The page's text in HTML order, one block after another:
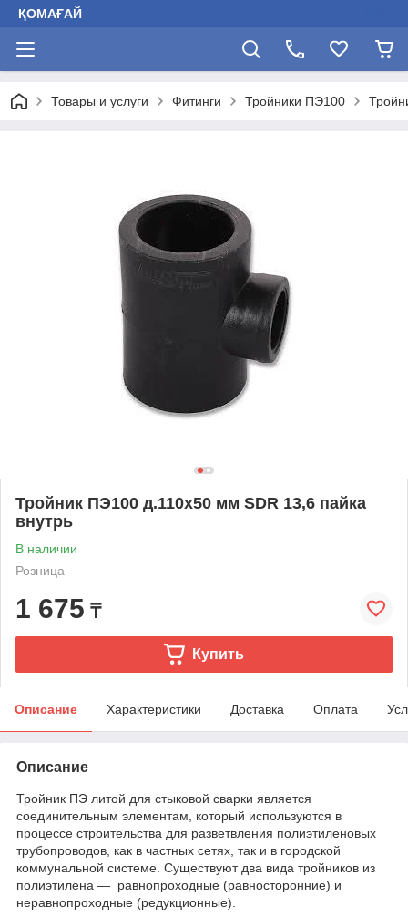
ҚОМАҒАЙ
Товары и услуги Фитинги Тройники ПЭ100
Тройник ПЭ100 д.110х50 мм SDR 13,6 пайка
внутрь
В наличии
Розница
1 675 ₸
Купить
Описание Характеристики Доставка Оплата
Описание
Тройник ПЭ литой для стыковой сварки является
соединительным элементам, который используются в
процессе строительства для разветвления полиэтиленовых
трубопроводов, как в частных сетях, так и в городской
коммунальной системе. Существуют два вида тройников из
полиэтилена — равнопроходные (равносторонние) и
неравнопроходные (редукционные).